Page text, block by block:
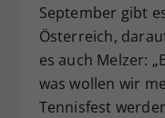
September gibt
Österreich,
es auch Melzer:
was wollen wir
Tennisfest